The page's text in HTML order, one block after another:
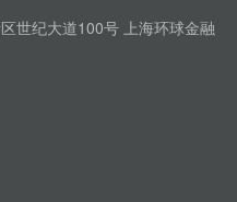
世纪大道100号 上海环球金融